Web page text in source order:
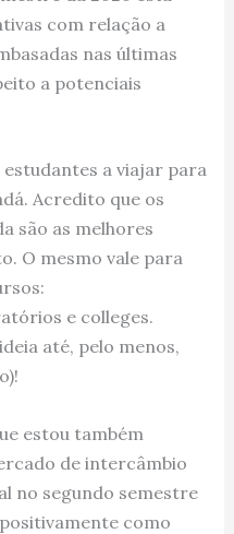
com relação a
nas últimas
a potenciais
a viajar para
Acredito que os
são as melhores
O mesmo vale para
e colleges.
até, pelo menos,
estou também
de intercâmbio
no segundo semestre
como